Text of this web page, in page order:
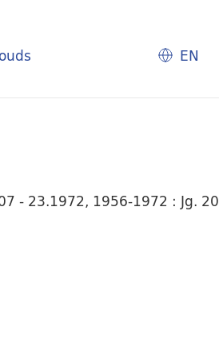
EN
- 23.1972, 1956-1972 : Jg. 20